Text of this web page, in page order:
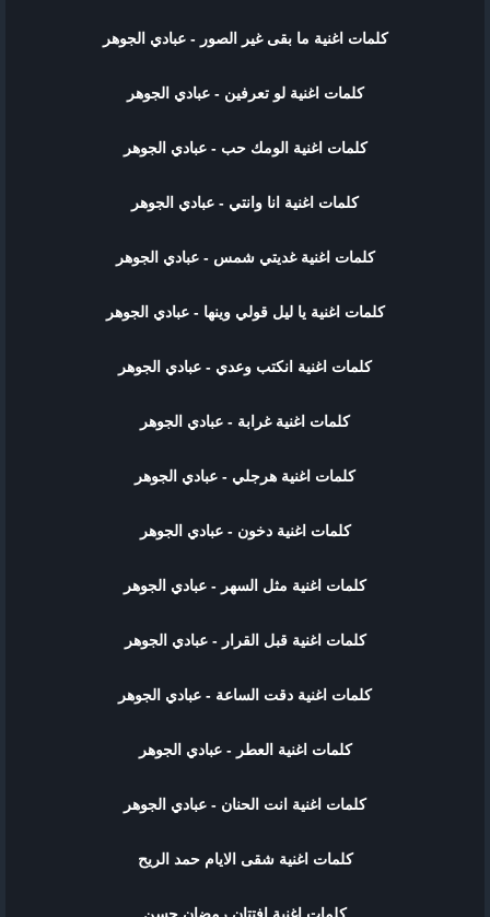
كلمات اغنية ما بقى غير الصور - عبادي الجوهر
كلمات اغنية لو تعرفين - عبادي الجوهر
كلمات اغنية الومك حب - عبادي الجوهر
كلمات اغنية انا وانتي - عبادي الجوهر
كلمات اغنية غديتي شمس - عبادي الجوهر
كلمات اغنية يا ليل قولي وينها - عبادي الجوهر
كلمات اغنية انكتب وعدي - عبادي الجوهر
كلمات اغنية غرابة - عبادي الجوهر
كلمات اغنية هرجلي - عبادي الجوهر
كلمات اغنية دخون - عبادي الجوهر
كلمات اغنية مثل السهر - عبادي الجوهر
كلمات اغنية قبل القرار - عبادي الجوهر
كلمات اغنية دقت الساعة - عبادي الجوهر
كلمات اغنية العطر - عبادي الجوهر
كلمات اغنية انت الحنان - عبادي الجوهر
كلمات اغنية شقى الايام حمد الريح